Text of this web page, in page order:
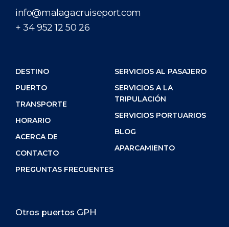
info@malagacruiseport.com
+ 34 952 12 50 26
DESTINO
PUERTO
TRANSPORTE
HORARIO
ACERCA DE
CONTACTO
PREGUNTAS FRECUENTES
SERVICIOS AL PASAJERO
SERVICIOS A LA
TRIPULACIÓN
SERVICIOS PORTUARIOS
BLOG
APARCAMIENTO
Otros puertos GPH